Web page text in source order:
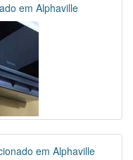
em Alphaville
em Alphaville